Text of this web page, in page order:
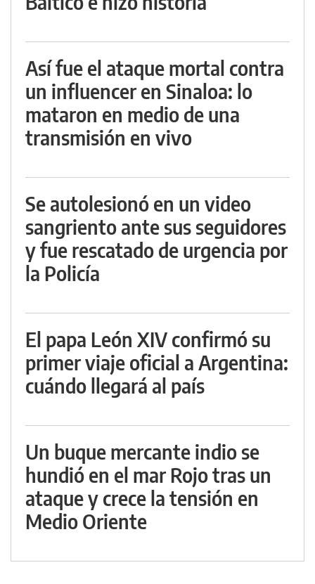
Así fue el ataque mortal contra
un influencer en Sinaloa: lo
mataron en medio de una
transmisión en vivo
Se autolesionó en un video
sangriento ante sus seguidores
y fue rescatado de urgencia por
la Policía
El papa León XIV confirmó su
primer viaje oficial a Argentina:
cuándo llegará al país
Un buque mercante indio se
hundió en el mar Rojo tras un
ataque y crece la tensión en
Medio Oriente